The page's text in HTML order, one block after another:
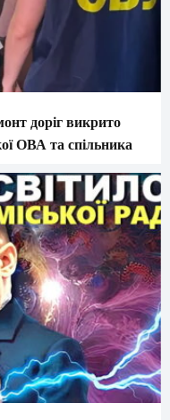
доріг викрито
ОВА та спільника